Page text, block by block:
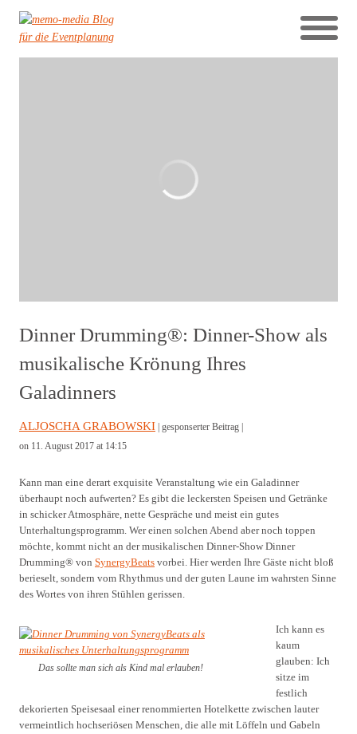
Dinner Drumming®: Dinner-Show als
musikalische Krönung Ihres
Galadinners
ALJOSCHA GRABOWSKI | gesponserter Beitrag |
on 11. August 2017 at 14:15
Kann man eine derart exquisite Veranstaltung wie ein Galadinner
überhaupt noch aufwerten? Es gibt die leckersten Speisen und Getränke
in schicker Atmosphäre, nette Gespräche und meist ein gutes
Unterhaltungsprogramm. Wer einen solchen Abend aber noch toppen
möchte, kommt nicht an der musikalischen Dinner-Show Dinner
Drumming® von SynergyBeats vorbei. Hier werden Ihre Gäste nicht bloß
berieselt, sondern vom Rhythmus und der guten Laune im wahrsten Sinne
des Wortes von ihren Stühlen gerissen.
Das sollte man sich als Kind mal erlauben!
Ich kann es
kaum
glauben: Ich
sitze im
festlich
dekorierten Speisesaal einer renommierten Hotelkette zwischen lauter
vermeintlich hochseriösen Menschen, die alle mit Löffeln und Gabeln